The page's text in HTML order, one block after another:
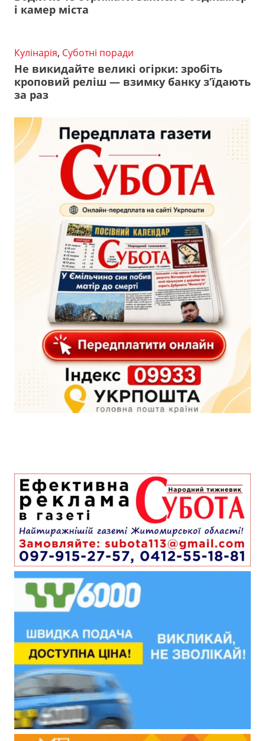
і камер міста
Кулінарія, Суботні поради
Не викидайте великі огірки: зробіть
кроповий реліш — взимку банку з’їдають
за раз